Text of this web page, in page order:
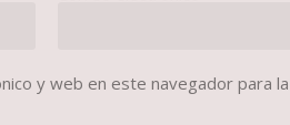
y web en este navegador para